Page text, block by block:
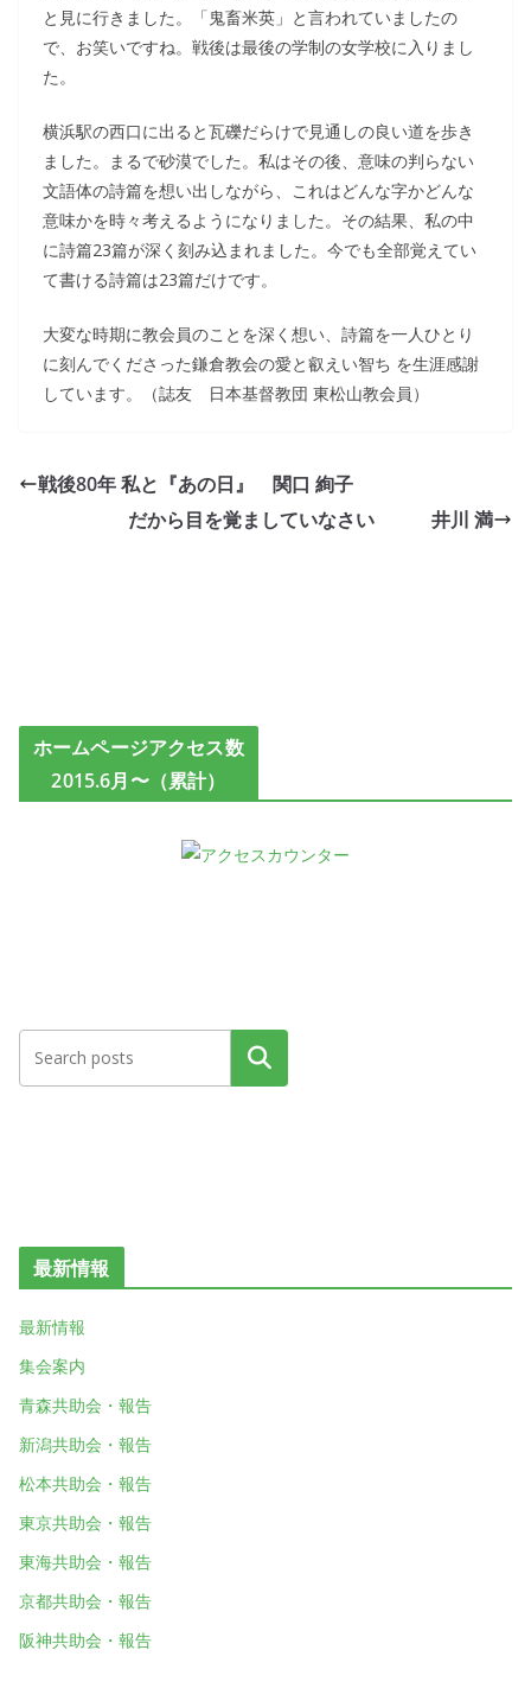
と見に行きました。「鬼畜米英」と言われていましたの
で、お笑いですね。戦後は最後の学制の女学校に入りまし
た。
横浜駅の西口に出ると瓦礫だらけで見通しの良い道を歩き
ました。まるで砂漠でした。私はその後、意味の判らない
文語体の詩篇を想い出しながら、これはどんな字かどんな
意味かを時々考えるようになりました。その結果、私の中
に詩篇23篇が深く刻み込まれました。今でも全部覚えてい
て書ける詩篇は23篇だけです。
大変な時期に教会員のことを深く想い、詩篇を一人ひとり
に刻んでくださった鎌倉教会の愛と叡えい智ち を生涯感謝
しています。（誌友 日本基督教団 東松山教会員）
戦後80年 私と『あの日』 関口 絢子
だから目を覚ましていなさい 井川 満
ホームページアクセス数
2015.6月〜（累計）
検索
最新情報
最新情報
集会案内
青森共助会・報告
新潟共助会・報告
松本共助会・報告
東京共助会・報告
東海共助会・報告
京都共助会・報告
阪神共助会・報告